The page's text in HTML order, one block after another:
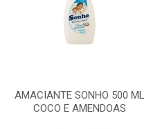
AMACIANTE SONHO 500 ML
COCO E AMENDOAS